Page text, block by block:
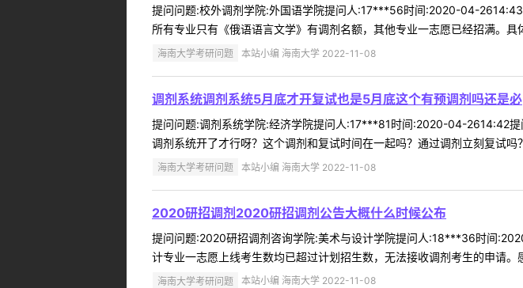
提问问题:校外调剂学院:外国语学院提问人:17***56时间:2020-04-
所有专业只有《俄语语言文学》有调剂名额，其他专业一志愿已经招满。
海南大学考研问题 本站小编 海南大学 2022-11-08
调剂系统调剂系统5月底才开复试也是5月底这个有预调剂吗还是必
提问问题:调剂系统学院:经济学院提问人:17***81时间:2020-04-2614:42
调剂系统开了才行呀？这个调剂和复试时间在一起吗？通过调剂立刻复试
海南大学考研问题 本站小编 海南大学 2022-11-08
2020研招调剂2020研招调剂公告大概什么时候公布
提问问题:2020研招调剂咨询学院:美术与设计学院提问人:18***36时间
计专业一志愿上线考生数均已超过计划招生数，无法接收调剂考生的申请。
海南大学考研问题 本站小编 海南大学 2022-11-08